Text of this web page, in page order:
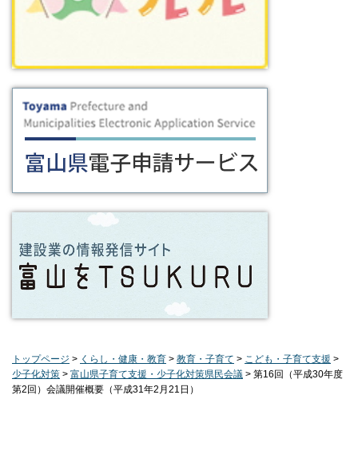
トップページ > くらし・健康・教育 > 教育・子育て > こども・子育て支援 >
少子化対策 > 富山県子育て支援・少子化対策県民会議 > 第16回（平成30年度
第2回）会議開催概要（平成31年2月21日）